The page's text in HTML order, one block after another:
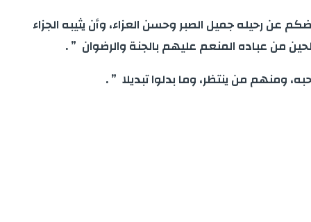
عن رحيله جميل الصبر وحسن العزاء، وأن يثيبه الجزاء
من عباده المنعم عليهم بالجنة والرضوان ” .
ومنهم من ينتظر، وما بدلوا تبديلا ” .